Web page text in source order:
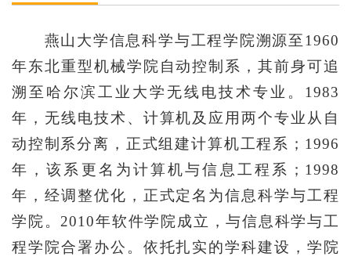
燕山大学信息科学与工程学院溯源至1960
年东北重型机械学院自动控制系，其前身可追
溯至哈尔滨工业大学无线电技术专业。 1983
年，无线电技术、计算机及应用两个专业从自
动控制系分离，正式组建计算机工程系；1996
年，该系更名为计算机与信息工程系；1998
年，经调整优化，正式定名为信息科学与工程
学院。 2010年软件学院成立，与信息科学与工
程学院合署办公。依托扎实的学科建设，学院